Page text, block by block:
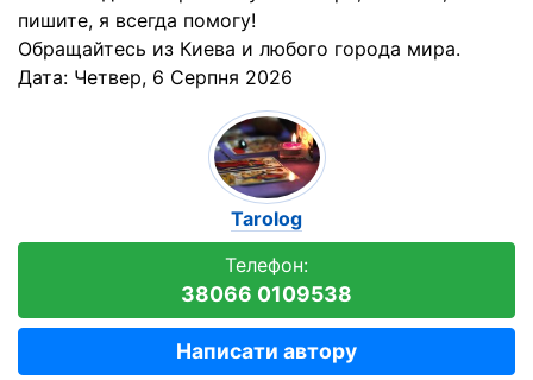
пишите, я всегда помогу!
Обращайтесь из Киева и любого города мира.
Дата: Четвер, 6 Серпня 2026
Tarolog
Телефон:
38066 0109538
Написати автору